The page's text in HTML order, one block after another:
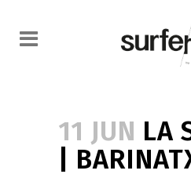
11 JUN LA
|